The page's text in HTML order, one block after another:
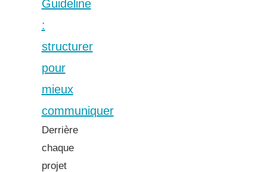
Guideline
:
structurer
pour
mieux
communiquer
Derrière
chaque
projet